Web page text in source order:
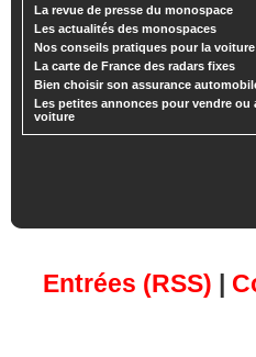
La revue de presse du monospace
Les actualités des monospaces
Nos conseils pratiques pour la voiture
La carte de France des radars fixes
Bien choisir son assurance
Les petites annonces pour vendre ou
voiture
Entrées (RSS) |